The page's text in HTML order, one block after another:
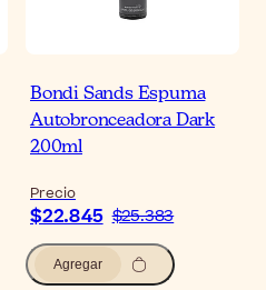
Bondi Sands Espuma
Autobronceadora Dark
200ml
Precio
$22.845 $25.383
Agregar